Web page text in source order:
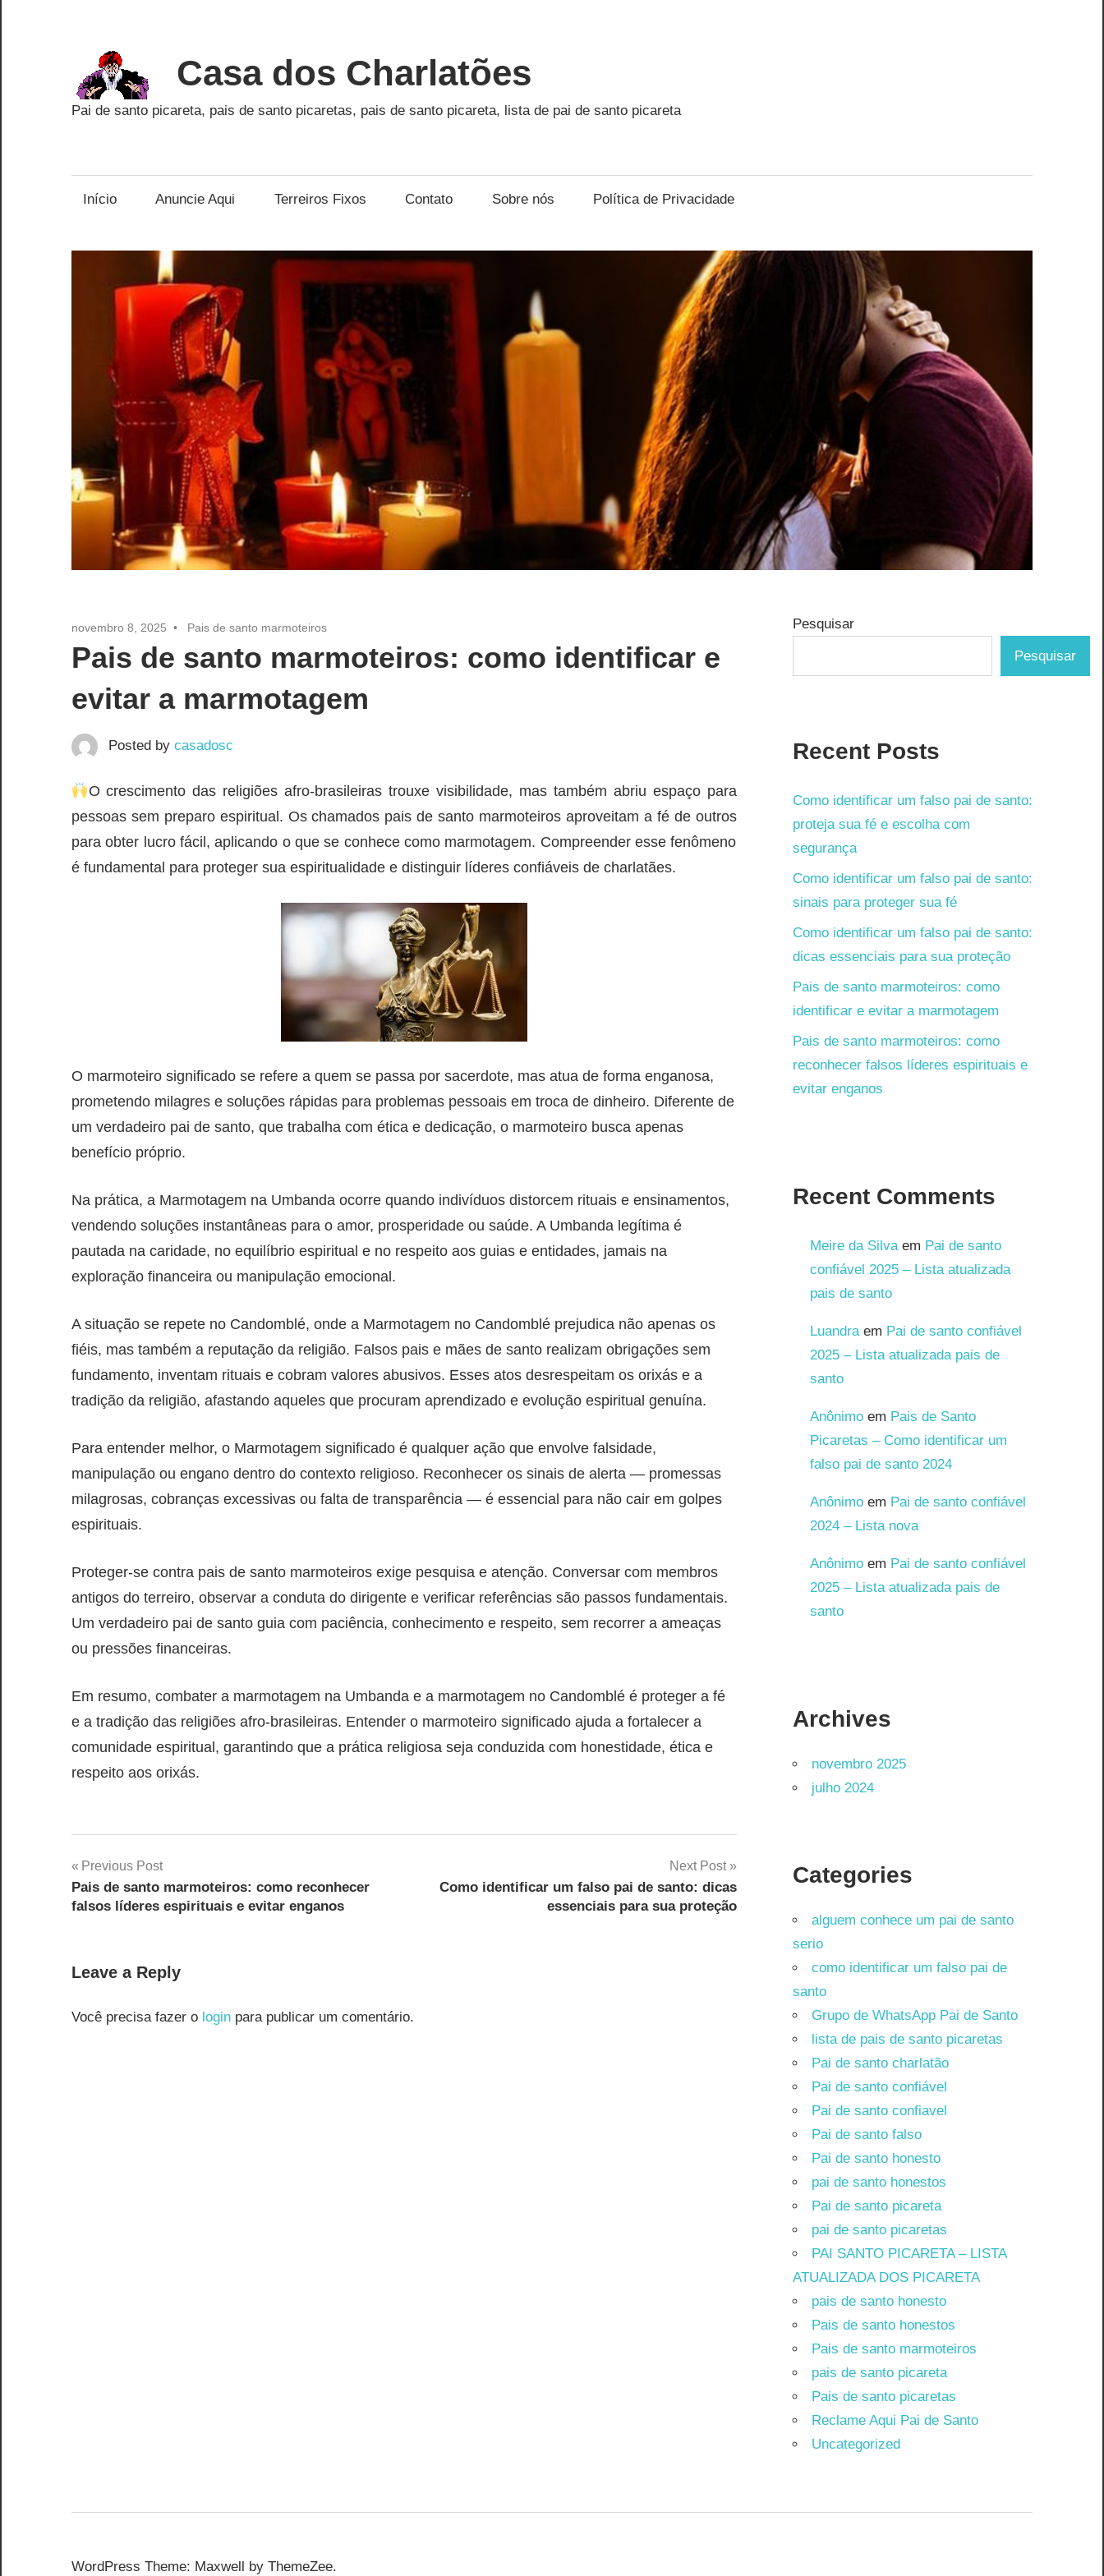
content
Casa dos Charlatões
Pai de santo picareta, pais de santo picaretas, pais de santo picareta, lista de pai de santo picareta
Início Anuncie Aqui Terreiros Fixos Contato Sobre nós Política de Privacidade
novembro 8, 2025 Pais de santo marmoteiros
Pais de santo marmoteiros: como identificar e
evitar a marmotagem
Posted by casadosc
O crescimento das religiões afro-brasileiras trouxe visibilidade, mas também abriu espaço para
pessoas sem preparo espiritual. Os chamados pais de santo marmoteiros aproveitam a fé de outros
para obter lucro fácil, aplicando o que se conhece como marmotagem. Compreender esse fenômeno
é fundamental para proteger sua espiritualidade e distinguir líderes confiáveis de charlatães.
O marmoteiro significado se refere a quem se passa por sacerdote, mas atua de forma enganosa,
prometendo milagres e soluções rápidas para problemas pessoais em troca de dinheiro. Diferente de
um verdadeiro pai de santo, que trabalha com ética e dedicação, o marmoteiro busca apenas
benefício próprio.
Na prática, a Marmotagem na Umbanda ocorre quando indivíduos distorcem rituais e ensinamentos,
vendendo soluções instantâneas para o amor, prosperidade ou saúde. A Umbanda legítima é
pautada na caridade, no equilíbrio espiritual e no respeito aos guias e entidades, jamais na
exploração financeira ou manipulação emocional.
A situação se repete no Candomblé, onde a Marmotagem no Candomblé prejudica não apenas os
fiéis, mas também a reputação da religião. Falsos pais e mães de santo realizam obrigações sem
fundamento, inventam rituais e cobram valores abusivos. Esses atos desrespeitam os orixás e a
tradição da religião, afastando aqueles que procuram aprendizado e evolução espiritual genuína.
Para entender melhor, o Marmotagem significado é qualquer ação que envolve falsidade,
manipulação ou engano dentro do contexto religioso. Reconhecer os sinais de alerta — promessas
milagrosas, cobranças excessivas ou falta de transparência — é essencial para não cair em golpes
espirituais.
Proteger-se contra pais de santo marmoteiros exige pesquisa e atenção. Conversar com membros
antigos do terreiro, observar a conduta do dirigente e verificar referências são passos fundamentais.
Um verdadeiro pai de santo guia com paciência, conhecimento e respeito, sem recorrer a ameaças
ou pressões financeiras.
Em resumo, combater a marmotagem na Umbanda e a marmotagem no Candomblé é proteger a fé
e a tradição das religiões afro-brasileiras. Entender o marmoteiro significado ajuda a fortalecer a
comunidade espiritual, garantindo que a prática religiosa seja conduzida com honestidade, ética e
respeito aos orixás.
Navegação
de
Previous Post
Pais de santo marmoteiros: como reconhecer
falsos líderes espirituais e evitar enganos
Next Post
Como identificar um falso pai de santo: dicas
essenciais para sua proteção
Leave a Reply
Você precisa fazer o login para publicar um comentário.
Pesquisar
Pesquisar
Recent Posts
Como identificar um falso pai de santo:
proteja sua fé e escolha com
segurança
Como identificar um falso pai de santo:
sinais para proteger sua fé
Como identificar um falso pai de santo:
dicas essenciais para sua proteção
Pais de santo marmoteiros: como
identificar e evitar a marmotagem
Pais de santo marmoteiros: como
reconhecer falsos líderes espirituais e
evitar enganos
Recent Comments
Meire da Silvaem Pai de santo
confiável 2025 – Lista atualizada
pais de santo
Luandraem Pai de santo confiável
2025 – Lista atualizada pais de
santo
Anônimoem Pais de Santo
Picaretas – Como identificar um
falso pai de santo 2024
Anônimoem Pai de santo confiável
2024 – Lista nova
Anônimoem Pai de santo confiável
2025 – Lista atualizada pais de
santo
Archives
novembro 2025
julho 2024
Categories
alguem conhece um pai de santo
serio
como identificar um falso pai de
santo
Grupo de WhatsApp Pai de Santo
lista de pais de santo picaretas
Pai de santo charlatão
Pai de santo confiável
Pai de santo confiavel
Pai de santo falso
Pai de santo honesto
pai de santo honestos
Pai de santo picareta
pai de santo picaretas
PAI SANTO PICARETA – LISTA
ATUALIZADA DOS PICARETA
pais de santo honesto
Pais de santo honestos
Pais de santo marmoteiros
pais de santo picareta
Pais de santo picaretas
Reclame Aqui Pai de Santo
Uncategorized
WordPress Theme: Maxwell by ThemeZee.